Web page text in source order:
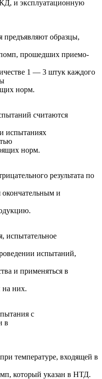
и эксплуатационную
образцы,
прошедших приемо-
1 — 3 штук каждого
норм.
считаются
испытаниях
норм.
результата по
окончательным и
испытательное
испытаний,
и применяться в
на них.
с
в
температуре, входящей в
который указан в НТД.